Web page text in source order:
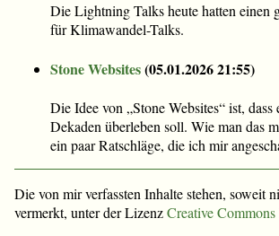
Die Lightning Talks heute hatten einen
für Klimawandel-Talks.
Stone Websites(05.01.2026 21:55)
Die Idee von „Stone Websites“ ist, dass
Dekaden überleben soll. Wie man das
ein paar Ratschläge, die ich mir
Die von mir verfassten Inhalte stehen, soweit
vermerkt, unter der LizenzCreative